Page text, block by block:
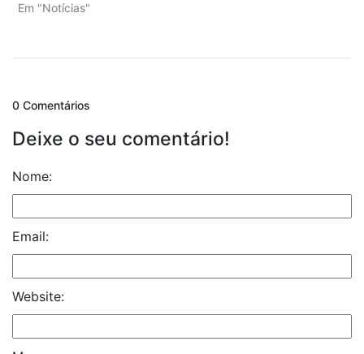
Em "Notícias"
0 Comentários
Deixe o seu comentário!
Nome:
Email:
Website: